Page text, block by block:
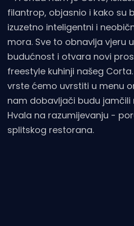
filantrop, objasnio i kako su
izuzetno inteligentni i
mora. Sve to obnavlja vjeru
budućnost i otvara novi
freestyle kuhinji našeg Corta.
vrste ćemo uvrstiti u menu
nam dobavljači budu jamčili
Hvala na razumijevanju -
splitskog restorana.